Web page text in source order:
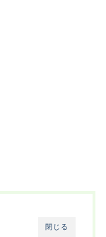
閉じる